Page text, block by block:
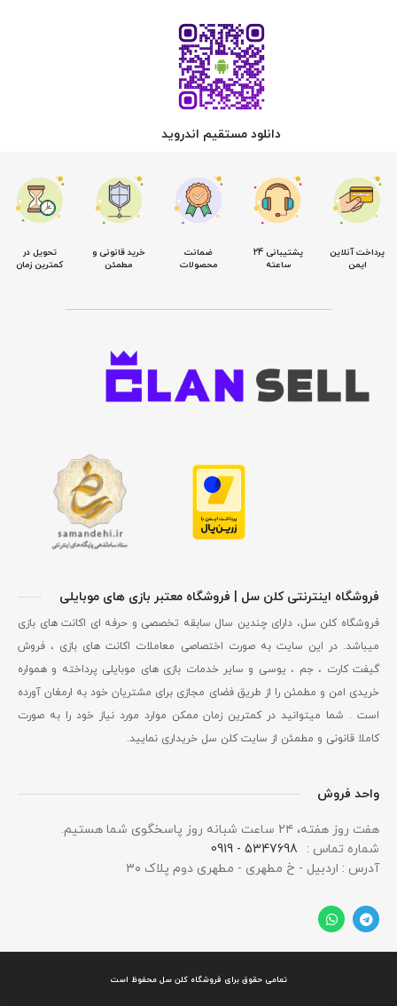
دانلود مستقیم اندروید
پرداخت آنلاین
ایمن
پشتیبانی 24
ساعته
ضمانت
محصولات
خرید قانونی و
مطمئن
تحویل در
کمترین زمان
فروشگاه اینترنتی کلن سل | فروشگاه معتبر بازی های موبایلی
فروشگاه کلن سل، دارای چندین سال سابقه تخصصی و حرفه ای اکانت های بازی
میباشد. در این سایت به صورت اختصاصی معاملات اکانت های بازی ، فروش
گیفت کارت ، جم ، یوسی و سایر خدمات بازی های موبایلی پرداخته و همواره
خریدی امن و مطمئن را از طریق فضای مجازی برای مشتریان خود به ارمغان آورده
است . شما میتوانید در کمترین زمان ممکن موارد مورد نیاز خود را به صورت
کاملا قانونی و مطمئن از سایت کلن سل خریداری نمایید.
واحد فروش
هفت روز هفته، ۲۴ ساعت شبانه‌ روز پاسخگوی شما هستیم.
شماره تماس :
5347698 - 0919
آدرس : اردبیل - خ مطهری - مطهری دوم پلاک ۳۰
تمامی حقوق برای فروشگاه کلن سل محفوظ است